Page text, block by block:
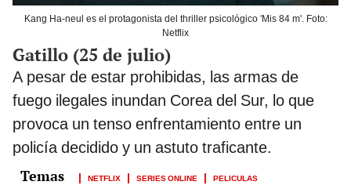
Kang Ha-neul es el protagonista del thriller psicológico 'Mis 84 m'. Foto:
Netflix
Gatillo (25 de julio)
A pesar de estar prohibidas, las armas de
fuego ilegales inundan Corea del Sur, lo que
provoca un tenso enfrentamiento entre un
policía decidido y un astuto traficante.
NETFLIX SERIES ONLINE PELICULAS